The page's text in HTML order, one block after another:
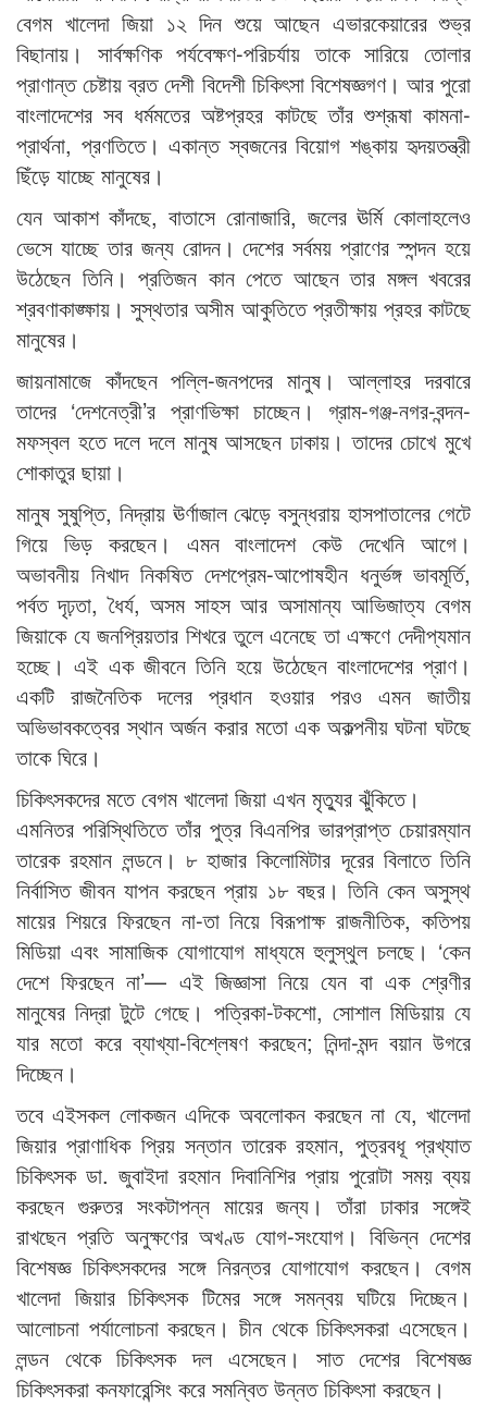
বেগম খালেদা জিয়া ১২ দিন শুয়ে আছেন এভারকেয়ারের শুভ্র
বিছানায়। সার্বক্ষণিক পর্যবেক্ষণ-পরিচর্যায় তাকে সারিয়ে তোলার
প্রাণান্ত চেষ্টায় ব্রত দেশী বিদেশী চিকিৎসা বিশেষজ্ঞগণ। আর পুরো
বাংলাদেশের সব ধর্মমতের অষ্টপ্রহর কাটছে তাঁর শুশ্রূষা কামনা-
প্রার্থনা, প্রণতিতে। একান্ত স্বজনের বিয়োগ শঙ্কায় হৃদয়তন্ত্রী
ছিঁড়ে যাচ্ছে মানুষের।
যেন আকাশ কাঁদছে, বাতাসে রোনাজারি, জলের ঊর্মি কোলাহলেও
ভেসে যাচ্ছে তার জন্য রোদন। দেশের সর্বময় প্রাণের স্পন্দন হয়ে
উঠেছেন তিনি। প্রতিজন কান পেতে আছেন তার মঙ্গল খবরের
শ্রবণাকাঙ্ক্ষায়। সুস্থতার অসীম আকুতিতে প্রতীক্ষায় প্রহর কাটছে
মানুষের।
জায়নামাজে কাঁদছেন পল্লি-জনপদের মানুষ। আল্লাহর দরবারে
তাদের ‘দেশনেত্রী’র প্রাণভিক্ষা চাচ্ছেন। গ্রাম-গঞ্জ-নগর-বন্দন-
মফস্বল হতে দলে দলে মানুষ আসছেন ঢাকায়। তাদের চোখে মুখে
শোকাতুর ছায়া।
মানুষ সুষুপ্তি, নিদ্রায় ঊর্ণাজাল ঝেড়ে বসুন্ধরায় হাসপাতালের গেটে
গিয়ে ভিড় করছেন। এমন বাংলাদেশ কেউ দেখেনি আগে।
অভাবনীয় নিখাদ নিকষিত দেশপ্রেম-আপোষহীন ধনুর্ভঙ্গ ভাবমূর্তি,
পর্বত দৃঢ়তা, ধৈর্য, অসম সাহস আর অসামান্য আভিজাত্য বেগম
জিয়াকে যে জনপ্রিয়তার শিখরে তুলে এনেছে তা এক্ষণে দেদীপ্যমান
হচ্ছে। এই এক জীবনে তিনি হয়ে উঠেছেন বাংলাদেশের প্রাণ।
একটি রাজনৈতিক দলের প্রধান হওয়ার পরও এমন জাতীয়
অভিভাবকত্বের স্থান অর্জন করার মতো এক অকল্পনীয় ঘটনা ঘটছে
তাকে ঘিরে।
চিকিৎসকদের মতে বেগম খালেদা জিয়া এখন মৃত্যুর ঝুঁকিতে।
এমনিতর পরিস্থিতিতে তাঁর পুত্র বিএনপির ভারপ্রাপ্ত চেয়ারম্যান
তারেক রহমান লন্ডনে। ৮ হাজার কিলোমিটার দূরের বিলাতে তিনি
নির্বাসিত জীবন যাপন করছেন প্রায় ১৮ বছর। তিনি কেন অসুস্থ
মায়ের শিয়রে ফিরছেন না-তা নিয়ে বিরূপাক্ষ রাজনীতিক, কতিপয়
মিডিয়া এবং সামাজিক যোগাযোগ মাধ্যমে হুলুস্থুল চলছে। ‘কেন
দেশে ফিরছেন না’— এই জিজ্ঞাসা নিয়ে যেন বা এক শ্রেণীর
মানুষের নিদ্রা টুটে গেছে। পত্রিকা-টকশো, সোশাল মিডিয়ায় যে
যার মতো করে ব্যাখ্যা-বিশ্লেষণ করছেন; নিন্দা-মন্দ বয়ান উগরে
দিচ্ছেন।
তবে এইসকল লোকজন এদিকে অবলোকন করছেন না যে, খালেদা
জিয়ার প্রাণাধিক প্রিয় সন্তান তারেক রহমান, পুত্রবধূ প্রখ্যাত
চিকিৎসক ডা. জুবাইদা রহমান দিবানিশির প্রায় পুরোটা সময় ব্যয়
করছেন গুরুতর সংকটাপন্ন মায়ের জন্য। তাঁরা ঢাকার সঙ্গেই
রাখছেন প্রতি অনুক্ষণের অখণ্ড যোগ-সংযোগ। বিভিন্ন দেশের
বিশেষজ্ঞ চিকিৎসকদের সঙ্গে নিরন্তর যোগাযোগ করছেন। বেগম
খালেদা জিয়ার চিকিৎসক টিমের সঙ্গে সমন্বয় ঘটিয়ে দিচ্ছেন।
আলোচনা পর্যালোচনা করছেন। চীন থেকে চিকিৎসকরা এসেছেন।
লন্ডন থেকে চিকিৎসক দল এসেছেন। সাত দেশের বিশেষজ্ঞ
চিকিৎসকরা কনফারেন্সিং করে সমন্বিত উন্নত চিকিৎসা করছেন।